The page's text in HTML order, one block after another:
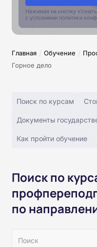
Нажимая на кнопку
с условиями политики
Главная / Обучение /
Горное дело
Поиск по курсам
Документы
Как пройти обучение
Поиск по
по